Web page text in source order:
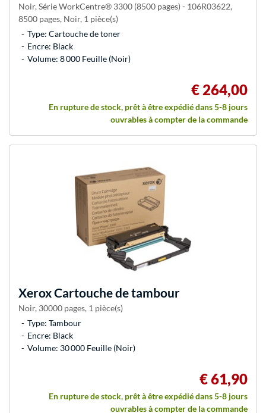
Noir, Série WorkCentre® 3300 (8500 pages) - 106R03622,
8500 pages, Noir, 1 pièce(s)
Type: Cartouche de toner
Encre: Black
Volume: 8 000 Feuille (Noir)
€ 264,00
En rupture de stock, prêt à être expédié dans 5-8 jours
ouvrables à compter de la commande
XeroxCartouche de tambour
Noir, 30000 pages, 1 pièce(s)
Type: Tambour
Encre: Black
Volume: 30 000 Feuille (Noir)
€ 61,90
En rupture de stock, prêt à être expédié dans 5-8 jours
ouvrables à compter de la commande